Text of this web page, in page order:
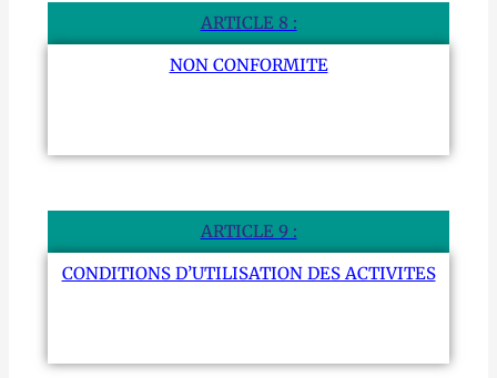
ARTICLE 8 :
NON CONFORMITE
ARTICLE 9 :
CONDITIONS D’UTILISATION DES ACTIVITES